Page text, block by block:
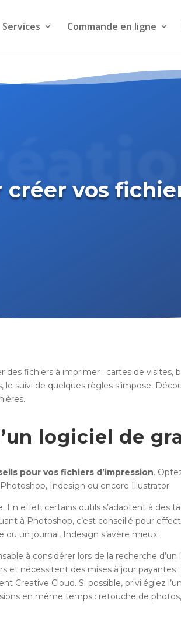
Services Commande en ligne
créer vos
fichiers à imprimer : cartes de visites,
suivi de quelques règles s’impose.
logiciel de
pour vos fichiers d’impression.
Indesign ou encore Illustrator.
effet, certains outils s’adaptent à des
à Photoshop, c’est conseillé pour
un journal, Indesign s’avère mieux.
à considérer lors de la recherche
nécessitent des mises à jour payantes
Creative Cloud. Si possible, privilégiez
en même temps : retouche de